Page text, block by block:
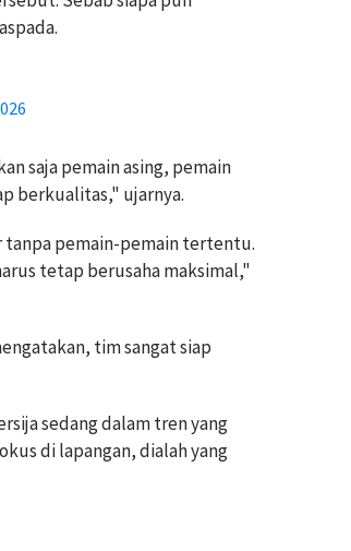
saja pemain asing, pemain
berkualitas," ujarnya.
pemain-pemain tertentu.
tetap berusaha maksimal,"
tim sangat siap
sedang dalam tren yang
di lapangan, dialah yang